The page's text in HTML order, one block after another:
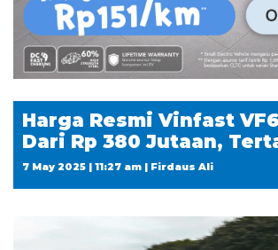
Harga Resmi Vinfast
Dari Rp 380 Jutaan,
7 May 2025 | 11:27 am | Firdaus Ali